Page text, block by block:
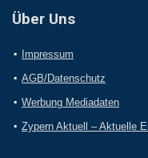
Über Uns
Impressum
AGB/Datenschutz
Werbung Mediadaten
Zypern Aktuell – Aktuelle